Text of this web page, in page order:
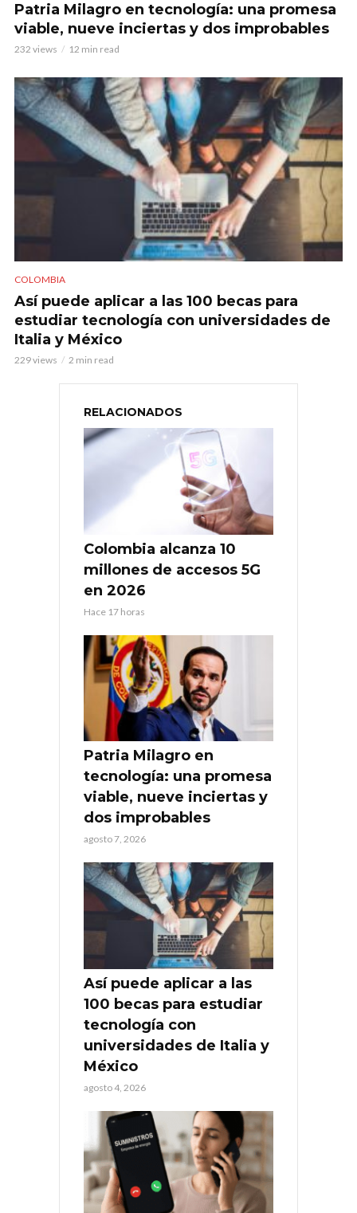
Patria Milagro en tecnología: una promesa
viable, nueve inciertas y dos improbables
232 views 12 min read
COLOMBIA
Así puede aplicar a las 100 becas para
estudiar tecnología con universidades de
Italia y México
229 views 2 min read
RELACIONADOS
Colombia alcanza 10
millones de accesos 5G
en 2026
Hace 17 horas
Patria Milagro en
tecnología: una promesa
viable, nueve inciertas y
dos improbables
agosto 7, 2026
Así puede aplicar a las
100 becas para estudiar
tecnología con
universidades de Italia y
México
agosto 4, 2026